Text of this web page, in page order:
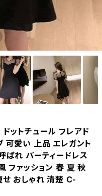
ットチュール フレアド
可愛い 上品 エレガント
ばれ パーティードレス
ファッション 春 夏 秋
おしゃれ 清楚 C-